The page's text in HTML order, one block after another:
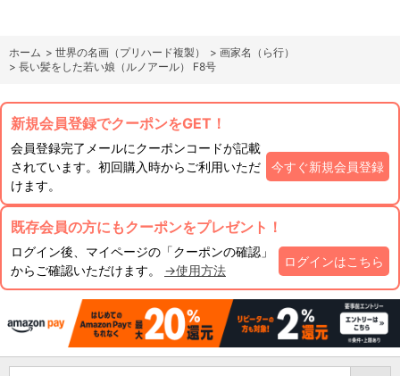
ホーム > 世界の名画（プリハード複製） > 画家名（ら行）
> 長い髪をした若い娘（ルノアール） F8号
新規会員登録でクーポンをGET！
会員登録完了メールにクーポンコードが記載
されています。初回購入時からご利用いただ
けます。
今すぐ新規会員登録
既存会員の方にもクーポンをプレゼント！
ログイン後、マイページの「クーポンの確認」
からご確認いただけます。 →使用方法
ログインはこちら